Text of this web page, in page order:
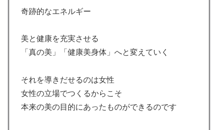
奇跡的なエネルギー
美と健康を充実させる
「真の美」「健康美身体」へと変えていく
それを導きだせるのは女性
女性の立場でつくるからこそ
本来の美の目的にあったものができるのです